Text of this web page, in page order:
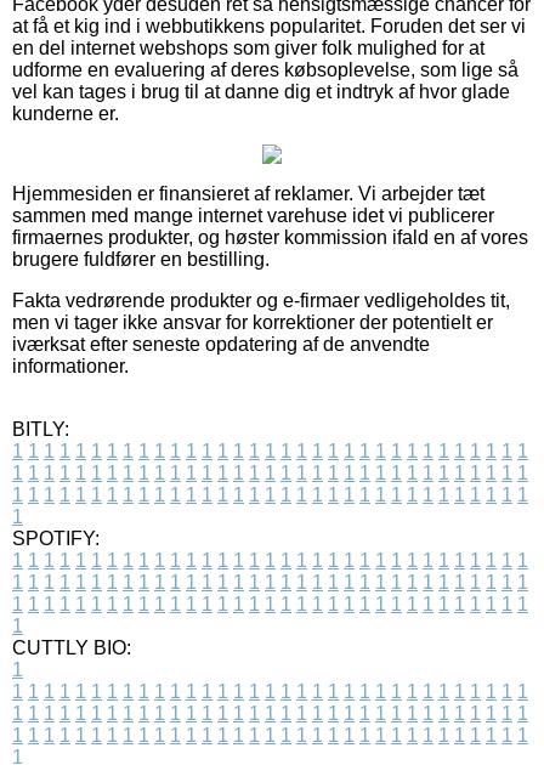
at få et kig ind i webbutikkens popularitet. Foruden det ser vi
en del internet webshops som giver folk mulighed for at
udforme en evaluering af deres købsoplevelse, som lige så
vel kan tages i brug til at danne dig et indtryk af hvor glade
kunderne er.
Hjemmesiden er finansieret af reklamer. Vi arbejder tæt
sammen med mange internet varehuse idet vi publicerer
firmaernes produkter, og høster kommission ifald en af vores
brugere fuldfører en bestilling.
Fakta vedrørende produkter og e-firmaer vedligeholdes tit,
men vi tager ikke ansvar for korrektioner der potentielt er
iværksat efter seneste opdatering af de anvendte
informationer.
BITLY:
1 1 1 1 1 1 1 1 1 1 1 1 1 1 1 1 1 1 1 1 1 1 1 1 1 1 1 1 1 1 1 1 1
1 1 1 1 1 1 1 1 1 1 1 1 1 1 1 1 1 1 1 1 1 1 1 1 1 1 1 1 1 1 1 1 1
1 1 1 1 1 1 1 1 1 1 1 1 1 1 1 1 1 1 1 1 1 1 1 1 1 1 1 1 1 1 1 1 1
1
SPOTIFY:
1 1 1 1 1 1 1 1 1 1 1 1 1 1 1 1 1 1 1 1 1 1 1 1 1 1 1 1 1 1 1 1 1
1 1 1 1 1 1 1 1 1 1 1 1 1 1 1 1 1 1 1 1 1 1 1 1 1 1 1 1 1 1 1 1 1
1 1 1 1 1 1 1 1 1 1 1 1 1 1 1 1 1 1 1 1 1 1 1 1 1 1 1 1 1 1 1 1 1
1
CUTTLY BIO:
1
1 1 1 1 1 1 1 1 1 1 1 1 1 1 1 1 1 1 1 1 1 1 1 1 1 1 1 1 1 1 1 1 1
1 1 1 1 1 1 1 1 1 1 1 1 1 1 1 1 1 1 1 1 1 1 1 1 1 1 1 1 1 1 1 1 1
1 1 1 1 1 1 1 1 1 1 1 1 1 1 1 1 1 1 1 1 1 1 1 1 1 1 1 1 1 1 1 1 1
1